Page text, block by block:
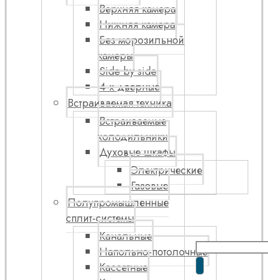
Верхняя камера
Нижняя камера
Без морозильной
камеры
Side by side
4-х дверные
Встраиваемая техника
Встраиваемые
холодильники
Духовые шкафы
Электрические
Газовые
Полупромышленные
сплит-системы
Канальные
Напольно-потолочные
Кассетные